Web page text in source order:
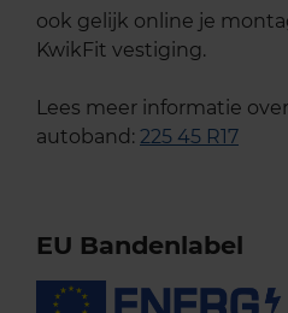
ook gelijk online je
KwikFit vestiging.
Lees meer informatie
autoband: 225 45 R17
EU Bandenlabel